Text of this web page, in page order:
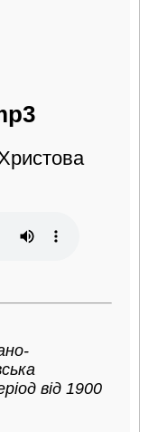
від 1900